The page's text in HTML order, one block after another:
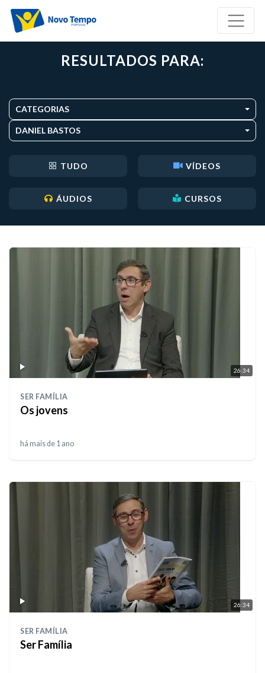
RESULTADOS PARA:
CATEGORIAS
DANIEL BASTOS
TUDO VÍDEOS
ÁUDIOS CURSOS
26:34
SER FAMÍLIA
Os jovens
há mais de 1 ano
26:34
SER FAMÍLIA
Ser Família